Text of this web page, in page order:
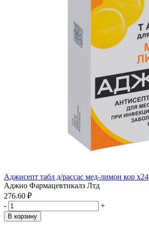
Аджисепт табл д/рассас мед-лимон кор x24
Аджио Фармацевтикалз Лтд
276.60 ₽
-
+
В корзину